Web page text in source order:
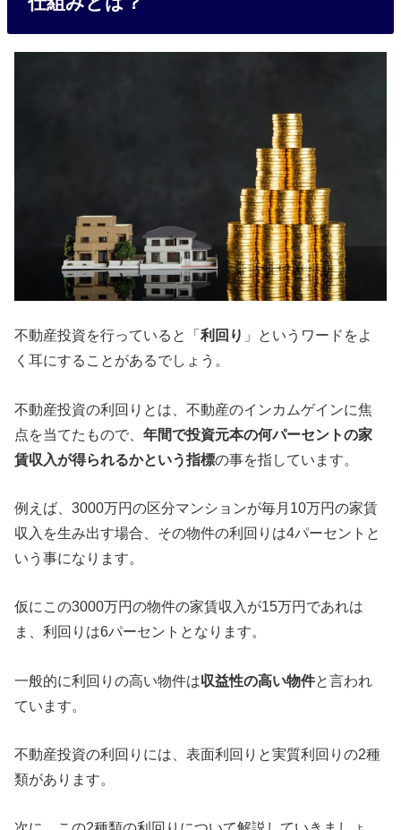
不動産投資を行っていると「利回り 」というワードをよ
く耳にすることがあるでしょう。
不動産投資の利回りとは、不動産のインカムゲインに焦
点を当てたもので、年間で投資元本の何パーセントの家
賃収入が得られるかという指標の事を指しています。
例えば、3000万円の区分マンションが毎月10万円の家賃
収入を生み出す場合、その物件の利回りは4パーセントと
いう事になります。
仮にこの3000万円の物件の家賃収入が15万円であれは
ま、利回りは6パーセントとなります。
一般的に利回りの高い物件は収益性の高い物件と言われ
ています。
不動産投資の利回りには、表面利回りと実質利回りの2種
類があります。